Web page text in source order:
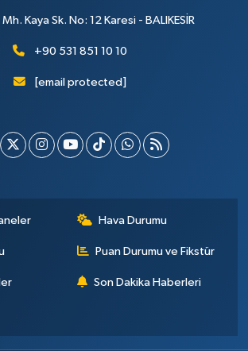
Kaya Sk. No: 12 Karesi - BALIKESİR
+90 531 851 10 10
[email protected]
Hava Durumu
Puan Durumu ve Fikstür
Son Dakika Haberleri